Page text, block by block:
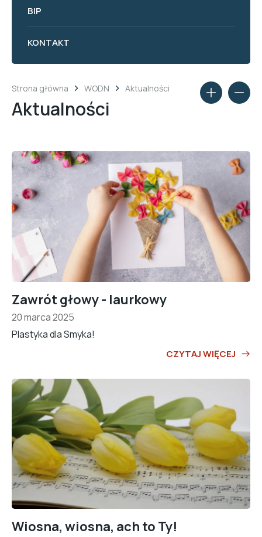
BIP
KONTAKT
Strona główna WODN Aktualności
Aktualności
Zawrót głowy - laurkowy
20 marca 2025
Plastyka dla Smyka!
CZYTAJ WIĘCEJ
Wiosna, wiosna, ach to Ty!